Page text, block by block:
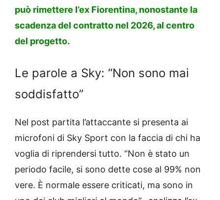
può rimettere l’ex Fiorentina, nonostante la
scadenza del contratto nel 2026, al centro
del progetto.
Le parole a Sky: “Non sono mai
soddisfatto”
Nel post partita l’attaccante si presenta ai
microfoni di Sky Sport con la faccia di chi ha
voglia di riprendersi tutto. “Non è stato un
periodo facile, si sono dette cose al 99% non
vere. È normale essere criticati, ma sono in